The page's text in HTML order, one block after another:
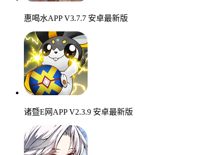
惠喝水APP V3.7.7 安卓最新版
诸暨E网APP V2.3.9 安卓最新版